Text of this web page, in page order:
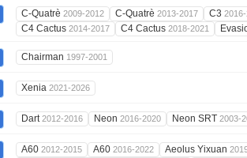
C-Quatrè 2009-2012 C-Quatrè 2013-2017 C3
C4 Cactus 2014-2017 C4 Cactus 2018-2021
Chairman 1997-2001
Xenia 2021-2026
Dart2012-2016 Neon 2016-2020 Neon SRT 2003-
A60 2012-2015 A60 2016-2022 Aeolus Yixuan